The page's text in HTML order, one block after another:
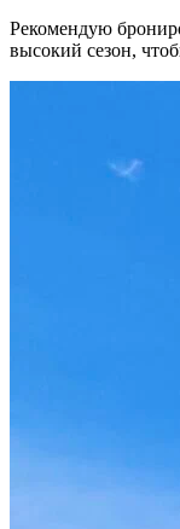
Рекомендую
высокий сезон,